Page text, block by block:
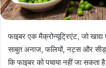
फाइबर एक मैक्रोन्यूट्रिएंट, जो खाद्य
साबुत अनाज, फलियों, नट्स और
कि फाइबर को पचाया नहीं जा